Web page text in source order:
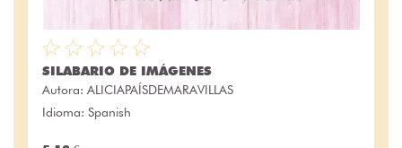
SILABARIO DE IMÁGENES
Autora: ALICIAPAÍSDEMARAVILLAS
Idioma: Spanish